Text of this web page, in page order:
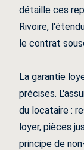
détaille ces
Rivoire,
le contrat
La garantie
précises.
du locataire :
loyer, pièces
principe de